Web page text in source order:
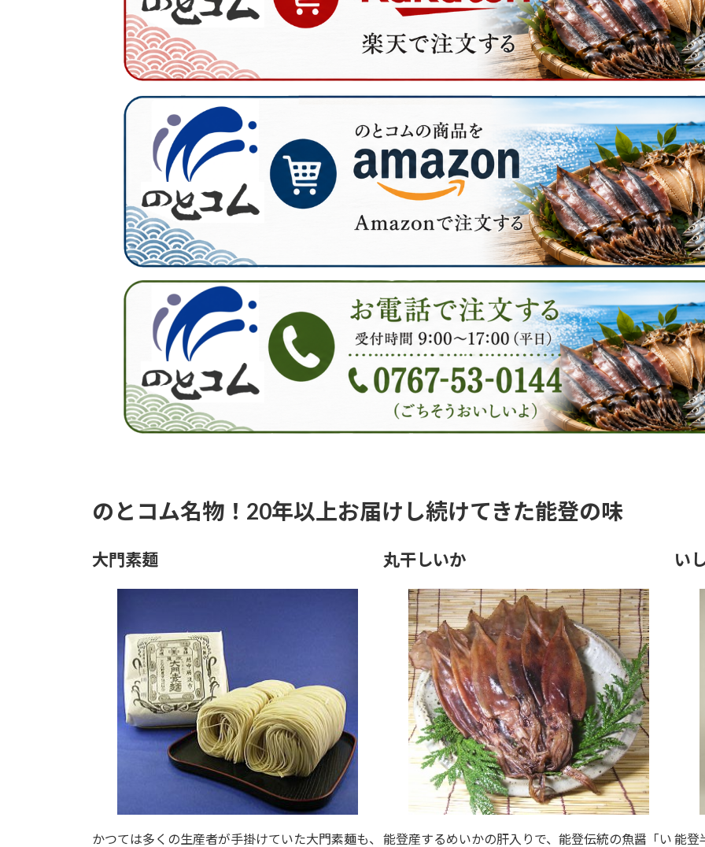
のとコム名物！20年以上お届けし続けてきた能登の味
大門素麺
かつては多くの生産者が手掛けていた大門素麺も、
丸干しいか
能登産するめいかの肝入りで、能登伝統の魚醤「い
い
能登